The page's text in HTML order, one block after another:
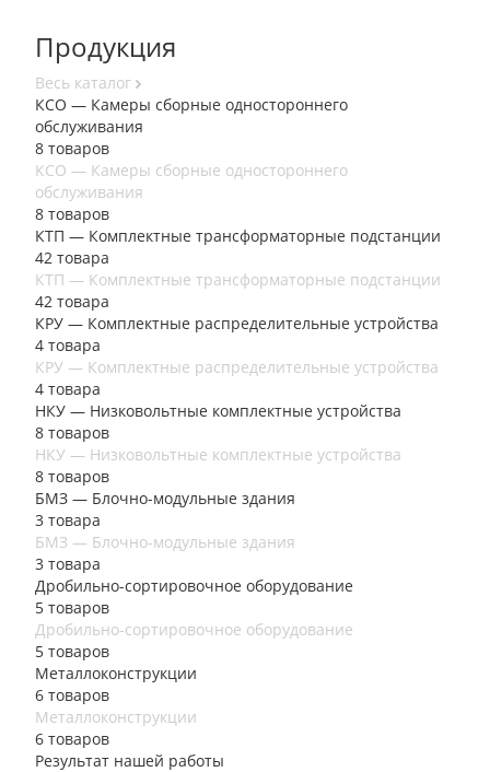
Продукция
Весь каталог
КСО — Камеры сборные одностороннего
обслуживания
8 товаров
КСО — Камеры сборные одностороннего
обслуживания
8 товаров
КТП — Комплектные трансформаторные подстанции
42 товара
КТП — Комплектные трансформаторные подстанции
42 товара
КРУ — Комплектные распределительные устройства
4 товара
КРУ — Комплектные распределительные устройства
4 товара
НКУ — Низковольтные комплектные устройства
8 товаров
НКУ — Низковольтные комплектные устройства
8 товаров
БМЗ — Блочно-модульные здания
3 товара
БМЗ — Блочно-модульные здания
3 товара
Дробильно-сортировочное оборудование
5 товаров
Дробильно-сортировочное оборудование
5 товаров
Металлоконструкции
6 товаров
Металлоконструкции
6 товаров
Результат нашей работы